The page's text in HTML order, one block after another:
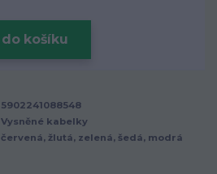
košíku
5902241088548
Vysněné kabelky
červená, žlutá, zelená, šedá, modrá